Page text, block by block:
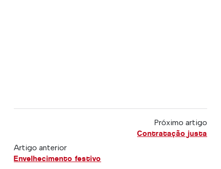
Próximo artigo
Contratação justa
Artigo anterior
Envelhecimento festivo